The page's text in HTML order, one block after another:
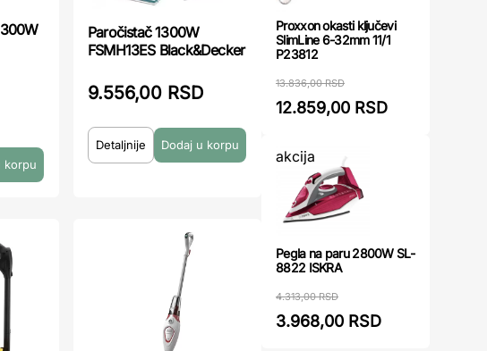
Paročistač 1300W
FSMH13ES Black&Decker
9.556,00 RSD
Detaljnije
Proxxon okasti ključevi
SlimLine 6-32mm 11/1
P23812
13.836,00 RSD
12.859,00 RSD
akcija
Pegla na paru 2800W SL-
8822 ISKRA
4.313,00 RSD
3.968,00 RSD